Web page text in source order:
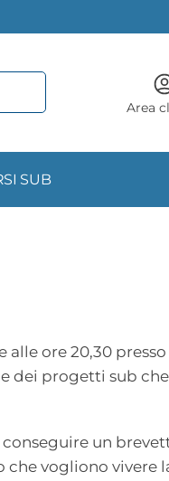
Area
SUB
ore 20,30 presso
dei progetti sub
un
vogliono vivere